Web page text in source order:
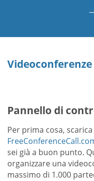
Pannello di
Per prima cosa, scarica
sei già a buon punto.
organizzare una
massimo di 1.000